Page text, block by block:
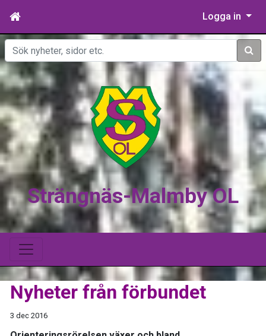
Logga in
Sök
Strängnäs-Malmby OL
Nyheter från förbundet
3 dec 2016